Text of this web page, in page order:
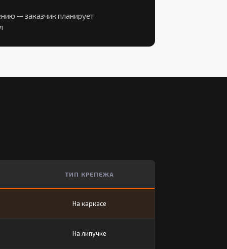
— заказчик планирует
ТИП КРЕПЕЖА
На каркасе
На липучке